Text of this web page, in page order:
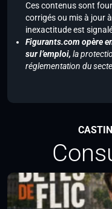
Ces contenus sont
corrigés ou mis à jour
inexactitude est
Figurants.com opère
sur l’emploi, la
réglementation du